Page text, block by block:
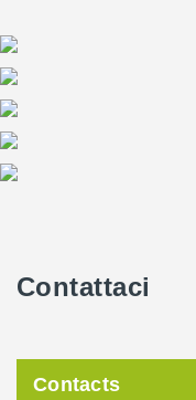
Contattaci
Contacts